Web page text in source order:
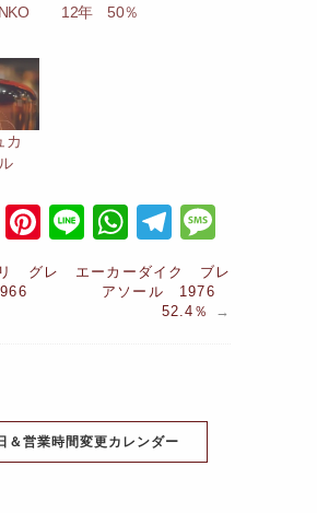
12年 50％
カ
T
w
Pi
nt
Li
e
W
h
at
p
T
el
e
gr
e
s
グレ
エーカーダイク ブレ
アソール 1976
52.4％
→
＆営業時間変更カレンダー